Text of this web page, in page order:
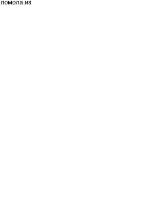
помола из